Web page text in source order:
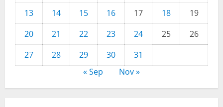
13
14 15 16 17 18
19
20
21 22 23 24 25
26
27
28 29 30
31
« Sep
Nov »